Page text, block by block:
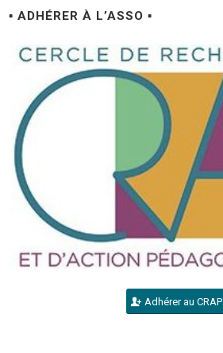
▪ ADHÉRER À L’ASSO ▪
Adhérer au CRAP